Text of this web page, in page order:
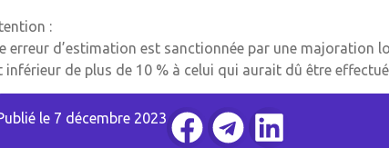
:
erreur d’estimation est sanctionnée par une majoration
inférieur de plus de 10 % à celui qui aurait dû être effectué.
le 7 décembre 2023